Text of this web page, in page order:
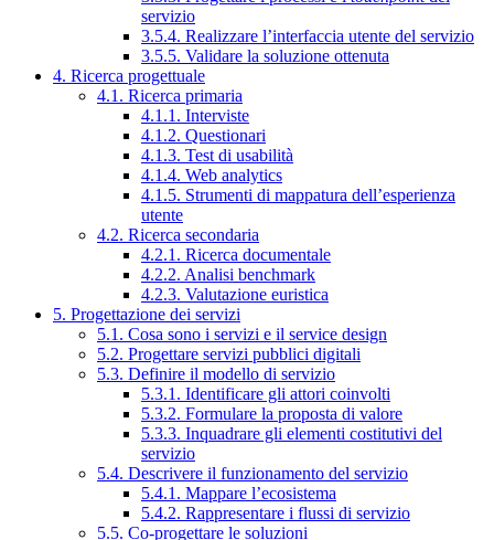
servizio
3.5.4. Realizzare l’interfaccia utente del servizio
3.5.5. Validare la soluzione ottenuta
4. Ricerca progettuale
4.1. Ricerca primaria
4.1.1. Interviste
4.1.2. Questionari
4.1.3. Test di usabilità
4.1.4. Web analytics
4.1.5. Strumenti di mappatura dell’esperienza
utente
4.2. Ricerca secondaria
4.2.1. Ricerca documentale
4.2.2. Analisi benchmark
4.2.3. Valutazione euristica
5. Progettazione dei servizi
5.1. Cosa sono i servizi e il service design
5.2. Progettare servizi pubblici digitali
5.3. Definire il modello di servizio
5.3.1. Identificare gli attori coinvolti
5.3.2. Formulare la proposta di valore
5.3.3. Inquadrare gli elementi costitutivi del
servizio
5.4. Descrivere il funzionamento del servizio
5.4.1. Mappare l’ecosistema
5.4.2. Rappresentare i flussi di servizio
5.5. Co-progettare le soluzioni